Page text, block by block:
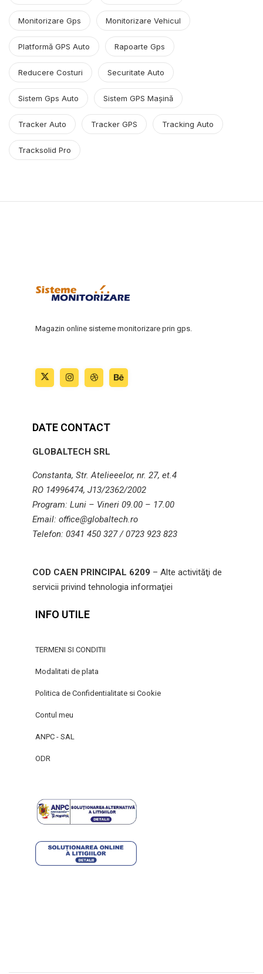
Monitorizare Gps Monitorizare Vehicul
Platformă GPS Auto Rapoarte Gps
Reducere Costuri Securitate Auto
Sistem Gps Auto Sistem GPS Mașină
Tracker Auto Tracker GPS Tracking Auto
Tracksolid Pro
Magazin online sisteme monitorizare prin gps.
DATE CONTACT
GLOBALTECH SRL
Constanta, Str. Atelieeelor, nr. 27, et.4
RO 14996474, J13/2362/2002
Program: Luni – Vineri 09.00 – 17.00
Email: office@globaltech.ro
Telefon: 0341 450 327 / 0723 923 823
COD CAEN PRINCIPAL 6209 – Alte activităţi de
servicii privind tehnologia informaţiei
INFO UTILE
TERMENI SI CONDITII
Modalitati de plata
Politica de Confidentialitate si Cookie
Contul meu
ANPC - SAL
ODR